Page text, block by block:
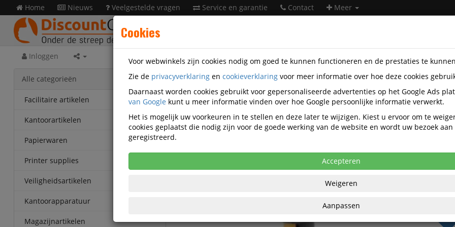
Home Nieuws Veelgestelde vragen Service en garantie Contact Meer
Inloggen
Alle categorieën
Facilitaire artikelen
Kantoorartikelen
Papierwaren
Printer supplies
Veiligheidsartikelen
Kantoorapparatuur
Magazijnartikelen
Kantoorapparatuur Labelsystemen en accessoires
Barcode
Digitus
OU13938-RLK-F.A3
Digitus OUTLET 1D Barcode Handscanner Met
€
Cookies
Voor webwinkels zijn cookies nodig om goed te kunnen functioneren en de prestaties te
Zie de privacyverklaring en cookieverklaring voor meer informatie over hoe deze cookies
Daarnaast worden cookies gebruikt voor gepersonaliseerde advertenties op het Google Ads
van Google kunt u meer informatie vinden over hoe Google persoonlijke informatie verwerkt.
Het is mogelijk uw voorkeuren in te stellen en deze later te wijzigen. Kiest u ervoor om te
cookies geplaatst die nodig zijn voor de goede werking van de website en wordt uw bezoek
geregistreerd.
Accepteren
Weigeren
Aanpassen